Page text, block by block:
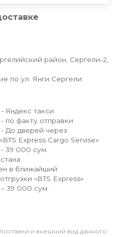
район, Сергели-2,
по ул. Янги Сергели
Яндекс такси.
по факту отправки.
До дверей через
Express Cargo Servise»
39 000 сум.
в ближайший
«BTS Express»
39 000 сум.
и внешний вид данного